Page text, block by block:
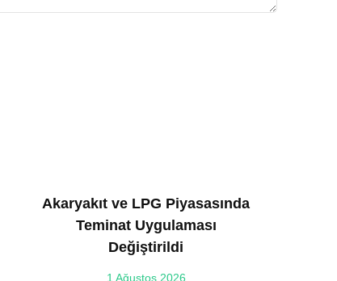
Akaryakıt ve LPG Piyasasında
Teminat Uygulaması
Değiştirildi
1 Ağustos 2026